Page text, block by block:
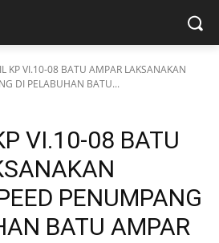
KP VI.10-08 BATU AMPAR LAKSANAKAN
DI PELABUHAN BATU...
VI.10-08 BATU
PENUMPANG
BATU AMPAR